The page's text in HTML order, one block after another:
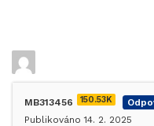
MB313456 150.53K
Publikováno 14. 2. 2025